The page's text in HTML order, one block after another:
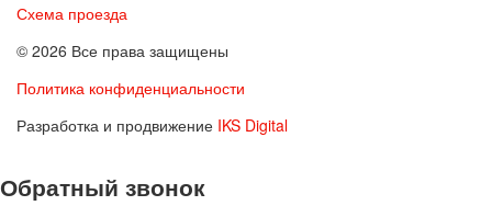
Схема проезда
© 2026 Все права защищены
Политика конфиденциальности
Разработка и продвижение IKS Digital
Обратный звонок